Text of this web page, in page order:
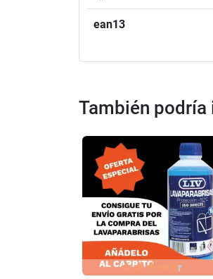
ean13
También podría